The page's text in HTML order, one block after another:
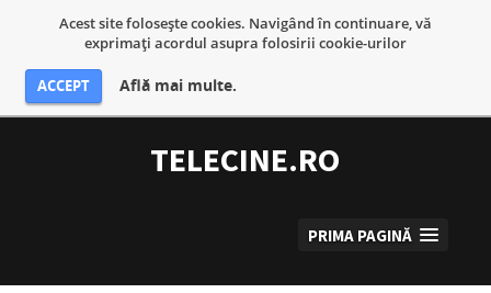
Acest site foloseşte cookies. Navigând în continuare, vă
exprimaţi acordul asupra folosirii cookie-urilor
ACCEPT Află mai multe.
conținut
TELECINE.RO
PRIMA PAGINĂ